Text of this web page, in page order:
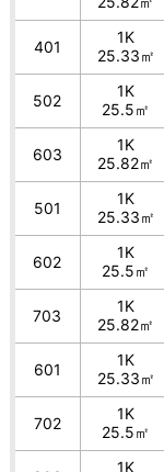
401
1K
25.33㎡
502
1K
25.5㎡
603
1K
25.82㎡
501
1K
25.33㎡
602
1K
25.5㎡
703
1K
25.82㎡
601
1K
25.33㎡
702
1K
25.5㎡
1K